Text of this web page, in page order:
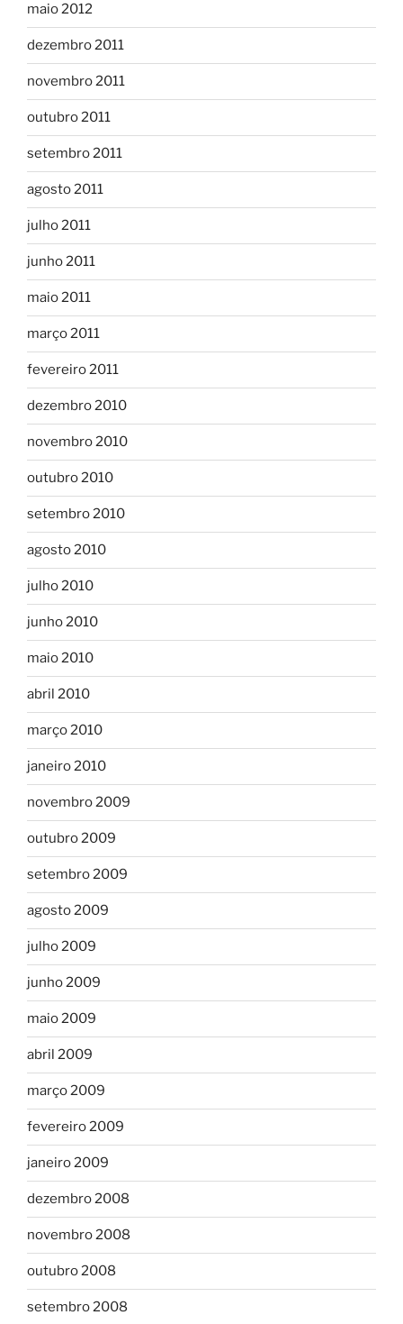
maio 2012
dezembro 2011
novembro 2011
outubro 2011
setembro 2011
agosto 2011
julho 2011
junho 2011
maio 2011
março 2011
fevereiro 2011
dezembro 2010
novembro 2010
outubro 2010
setembro 2010
agosto 2010
julho 2010
junho 2010
maio 2010
abril 2010
março 2010
janeiro 2010
novembro 2009
outubro 2009
setembro 2009
agosto 2009
julho 2009
junho 2009
maio 2009
abril 2009
março 2009
fevereiro 2009
janeiro 2009
dezembro 2008
novembro 2008
outubro 2008
setembro 2008